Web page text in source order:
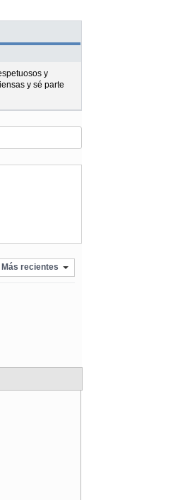
y
y sé parte
Más recientes